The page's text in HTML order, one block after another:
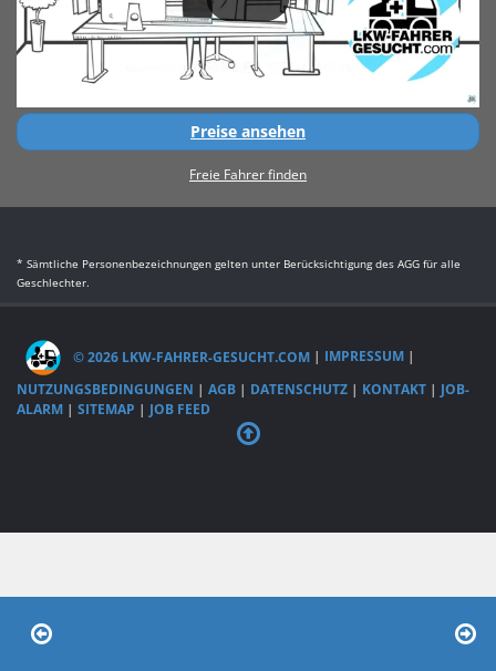
Preise ansehen
Freie Fahrer finden
* Sämtliche Personenbezeichnungen gelten unter Berücksichtigung des AGG für alle
Geschlechter.
© 2026 LKW-FAHRER-GESUCHT.COM | IMPRESSUM |
NUTZUNGSBEDINGUNGEN | AGB | DATENSCHUTZ | KONTAKT | JOB-
ALARM | SITEMAP | JOB FEED